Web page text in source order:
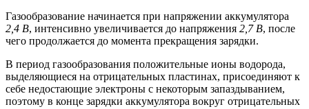
Газообразование начинается при напряжении аккумулятора
2,4 В, интенсивно увеличивается до напряжения 2,7 В, после
чего продолжается до момента прекращения зарядки.
В период газообразования положительные ионы водорода,
выделяющиеся на отрицательных пластинах, присоединяют к
себе недостающие электроны с некоторым запаздыванием,
поэтому в конце зарядки аккумулятора вокруг отрицательных